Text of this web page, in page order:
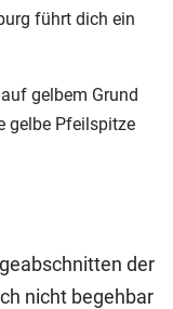
führt dich ein
gelbem Grund
gelbe Pfeilspitze
der
nicht begehbar